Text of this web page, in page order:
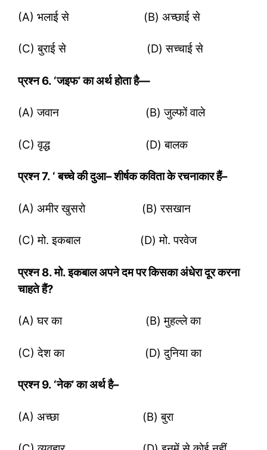
(A) भलाई से (B) अच्छाई से
(C) बुराई से (D) सच्चाई से
प्रश्‍न6. ‘जइफ’ का अर्थ होता है—
(A) जवान (B) जुल्फों वाले
(C) वृद्ध (D) बालक
प्रश्‍न7. ‘ बच्चे की दुआ– शीर्षक कविता के रचनाकार हैं–
(A) अमीर खुसरो (B) रसखान
(C) मो. इकबाल (D) मो. परवेज
प्रश्‍न8. मो. इकबाल अपने दम पर किसका अंधेरा दूर करना
चाहते हैं?
(A) घर का (B) मुहल्ले का
(C) देश का (D) दुनिया का
प्रश्‍न9. ‘नेक’ का अर्थ है–
(A) अच्छा (B) बुरा